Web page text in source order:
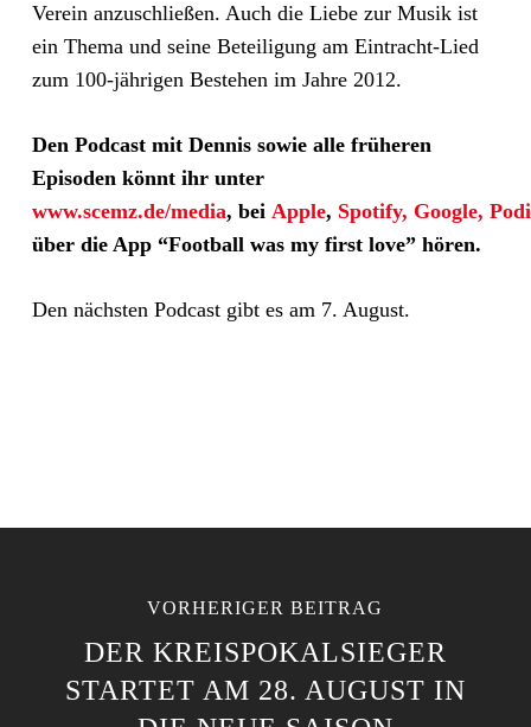
Verein anzuschließen. Auch die Liebe zur Musik ist
ein Thema und seine Beteiligung am Eintracht-Lied
zum 100-jährigen Bestehen im Jahre 2012.
Den Podcast mit Dennis sowie alle früheren
Episoden könnt ihr unter
www.scemz.de/media, bei Apple, Spotify, Google,
über die App “Football was my first love” hören.
Den nächsten Podcast gibt es am 7. August.
VORHERIGER BEITRAG
DER KREISPOKALSIEGER
STARTET AM 28. AUGUST IN